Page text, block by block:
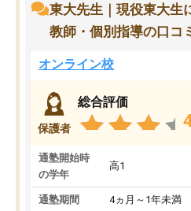
東大先生｜現役東大生
教師・個別指導の口コ
オンライン校
保護者
総合評価
通塾開始時
の学年
高1
通塾期間 4ヵ月～1年未満